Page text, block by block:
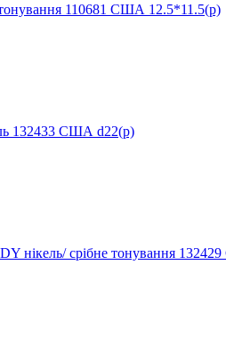
110681 США 12.5*11.5(р)
132433 США d22(р)
нікель/ срібне тонування